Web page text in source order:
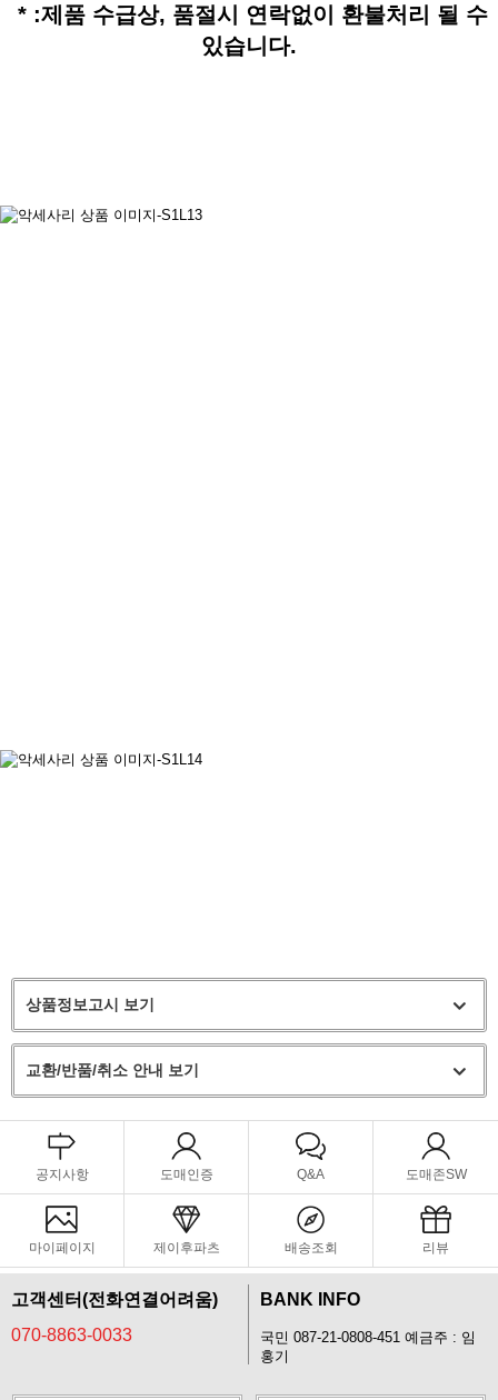
* :제품 수급상, 품절시 연락없이 환불처리 될 수
있습니다.
상품정보고시 보기
교환/반품/취소 안내 보기
공지사항 도매인증 Q&A 도매존SW
마이페이지 제이후파츠 배송조회 리뷰
고객센터(전화연결어려움)
070-8863-0033
BANK INFO
국민 087-21-0808-451 예금주 : 임
홍기